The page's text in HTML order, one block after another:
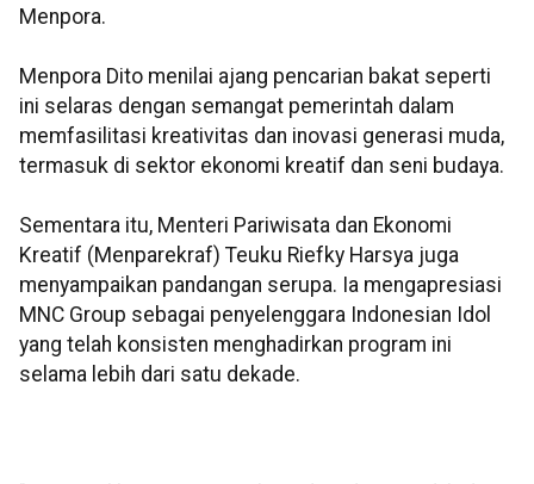
Menpora.
Menpora Dito menilai ajang pencarian bakat seperti
ini selaras dengan semangat pemerintah dalam
memfasilitasi kreativitas dan inovasi generasi muda,
termasuk di sektor ekonomi kreatif dan seni budaya.
Sementara itu, Menteri Pariwisata dan Ekonomi
Kreatif (Menparekraf) Teuku Riefky Harsya juga
menyampaikan pandangan serupa. Ia mengapresiasi
MNC Group sebagai penyelenggara Indonesian Idol
yang telah konsisten menghadirkan program ini
selama lebih dari satu dekade.